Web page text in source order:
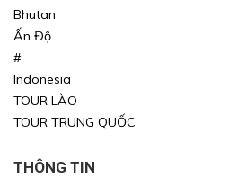
Bhutan
Ấn Độ
#
Indonesia
TOUR LÀO
TOUR TRUNG QUỐC
THÔNG TIN